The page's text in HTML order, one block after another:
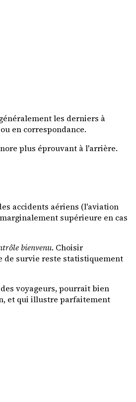
les derniers à
en correspondance.
plus éprouvant à l'arrière.
accidents aériens (l'aviation
supérieure en cas
bienvenu. Choisir
de survie reste statistiquement
voyageurs, pourrait bien
et qui illustre parfaitement